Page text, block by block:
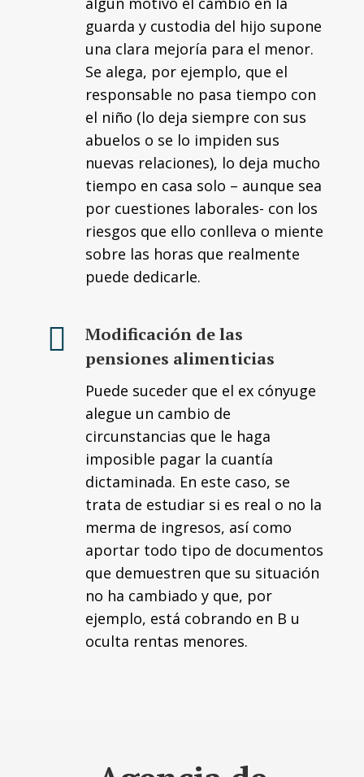
guarda y custodia del hijo supone
una clara mejoría para el menor.
Se alega, por ejemplo, que el
responsable no pasa tiempo con
el niño (lo deja siempre con sus
abuelos o se lo impiden sus
nuevas relaciones), lo deja mucho
tiempo en casa solo – aunque sea
por cuestiones laborales- con los
riesgos que ello conlleva o miente
sobre las horas que realmente
puede dedicarle.
Modificación de las
pensiones alimenticias
Puede suceder que el ex cónyuge
alegue un cambio de
circunstancias que le haga
imposible pagar la cuantía
dictaminada. En este caso, se
trata de estudiar si es real o no la
merma de ingresos, así como
aportar todo tipo de documentos
que demuestren que su situación
no ha cambiado y que, por
ejemplo, está cobrando en B u
oculta rentas menores.